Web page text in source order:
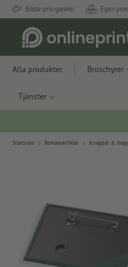
Bästa-pris-garanti Egen
Alla produkter Broschyrer
Tjänster
Startsida Reklamartiklar Knappar &